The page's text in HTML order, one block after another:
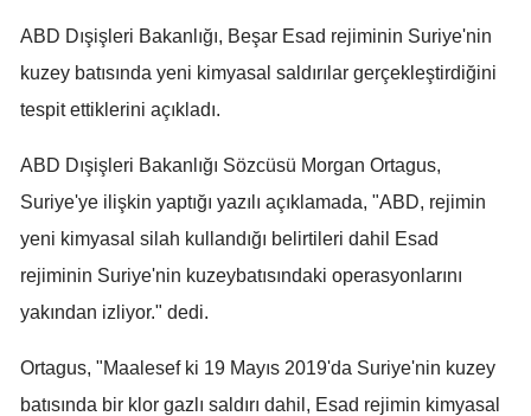
Gümüşhane
Isparta
Mersin
İstanbul
Kars
ABD Dışişleri Bakanlığı, Beşar Esad rejiminin Suriye'nin
kuzey batısında yeni kimyasal saldırılar gerçekleştirdiğini
tespit ettiklerini açıkladı.
ABD Dışişleri Bakanlığı Sözcüsü Morgan Ortagus,
Suriye'ye ilişkin yaptığı yazılı açıklamada, "ABD, rejimin
yeni kimyasal silah kullandığı belirtileri dahil Esad
rejiminin Suriye'nin kuzeybatısındaki operasyonlarını
yakından izliyor." dedi.
Ortagus, "Maalesef ki 19 Mayıs 2019'da Suriye'nin kuzey
batısında bir klor gazlı saldırı dahil, Esad rejimin kimyasal